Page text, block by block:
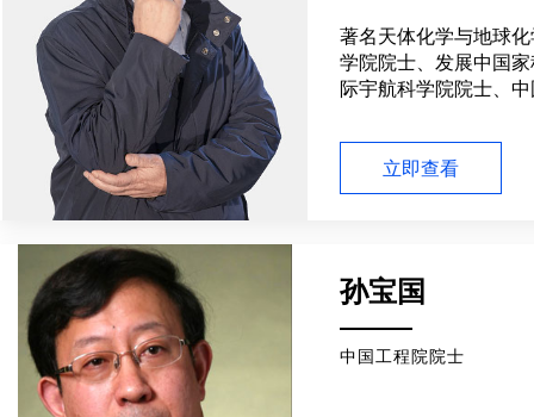
著名天体化学与地球
学院院士、发展中国
际宇航科学院院士、
从事中国月球探测与
目标与长远规划的制
探测领导小组高级顾
立即查看
孙宝国
中国工程院院士